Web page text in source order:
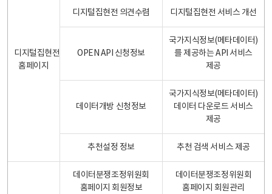
디지털집현전
홈페이지
디지털집현전 의견수렴 디지털집현전 서비스 개선
OPEN API 신청정보
국가지식정보(메타데이터)
를 제공하는 API 서비스
제공
데이터개방 신청정보
국가지식정보(메타데이터)
데이터 다운로드 서비스
제공
추천설정 정보 추천 검색 서비스 제공
데이터분쟁조정위원회
홈페이지 회원정보
데이터분쟁조정위원회
홈페이지 회원관리